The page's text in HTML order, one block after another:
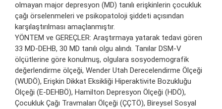
olmayan major depresyon (MD) tanılı erişkinlerin çocukluk
çağı örselenmeleri ve psikopatoloji şiddeti açısından
karşılaştırılması amaçlanmıştır.
YÖNTEM ve GEREÇLER: Araştırmaya yatarak tedavi gören
33 MD-DEHB, 30 MD tanılı olgu alındı. Tanılar DSM-V
ölçütlerine göre konulmuş, olgulara sosyodemografik
değerlendirme ölçeği, Wender Utah Derecelendirme Ölçeği
(WUDÖ), Erişkin Dikkat Eksikliği Hiperaktivite Bozukluğu
Ölçeği (E-DEHBÖ), Hamilton Depresyon Ölçeği (HDÖ),
Çocukluk Çağı Travmaları Ölçeği (ÇÇTÖ), Bireysel Sosyal